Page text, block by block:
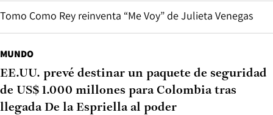
Tomo Como Rey reinventa “Me Voy” de Julieta Venegas
MUNDO
EE.UU. prevé destinar un paquete de seguridad
de US$ 1.000 millones para Colombia tras
llegada De la Espriella al poder